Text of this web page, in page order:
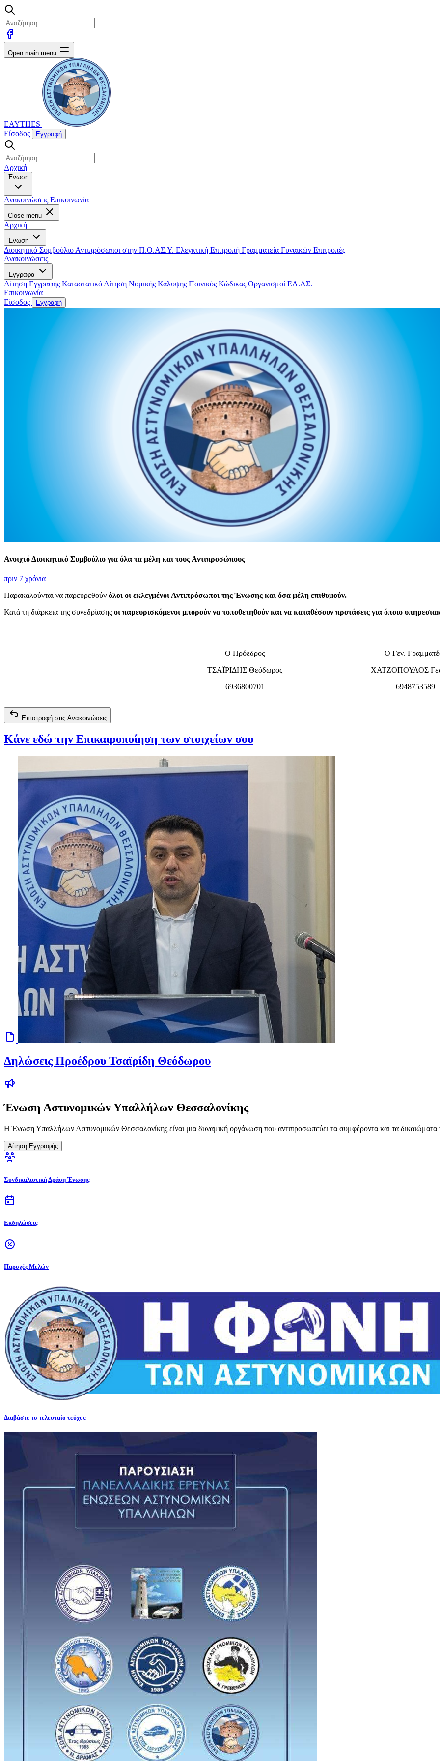
Open main menu
EAYTHES
Είσοδος
Εγγραφή
Αρχική
Ένωση
Ανακοινώσεις Επικοινωνία
Close menu
Αρχική
Ένωση
Διοικητικό Συμβούλιο Αντιπρόσωποι στην Π.Ο.ΑΣ.Υ. Ελεγκτική Επιτροπή Γραμματεία Γυναικών Επιτροπές
Ανακοινώσεις
Έγγραφα
Αίτηση Εγγραφής Καταστατικό Αίτηση Νομικής Κάλυψης Ποινικός Κώδικας Οργανισμοί ΕΛ.ΑΣ.
Επικοινωνία
Είσοδος
Εγγραφή
Ανοιχτό Διοικητικό Συμβούλιο για όλα τα μέλη και τους Αντιπροσώπους
πριν 7 χρόνια
Παρακαλούνται να παρευρεθούν όλοι οι εκλεγμένοι Αντιπρόσωποι της Ένωσης και όσα μέλη επιθυμούν.
Κατά τη διάρκεια της συνεδρίασης οι παρευρισκόμενοι μπορούν να τοποθετηθούν και να καταθέσουν προτάσεις για όποιο
Ο Πρόεδρος
ΤΣΑΪΡΙΔΗΣ Θεόδωρος
6936800701
Ο Γεν.
ΧΑΤΖΟΠΟΥΛΟΣ
6948753589
Επιστροφή στις Ανακοινώσεις
Κάνε εδώ την Επικαιροποίηση των στοιχείων σου
Δηλώσεις Προέδρου Τσαϊρίδη Θεόδωρου
Ένωση Αστυνομικών Υπαλλήλων Θεσσαλονίκης
Η Ένωση Υπαλλήλων Αστυνομικών Θεσσαλονίκης είναι μια δυναμική οργάνωση που αντιπροσωπεύει τα συμφέροντα και τα
Αίτηση Εγγραφής
Συνδικαλιστική Δράση Ένωσης
Εκδηλώσεις
Παροχές Μελών
Διαβάστε το τελευταίο τεύχος